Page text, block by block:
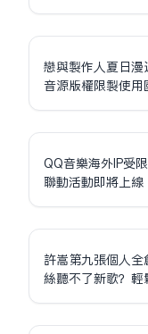
戀與製作人夏日
音源版權限制使用
QQ音樂海外IP受
聯動活動即將上線
許嵩第九張個人
絲聽不了新歌？輕